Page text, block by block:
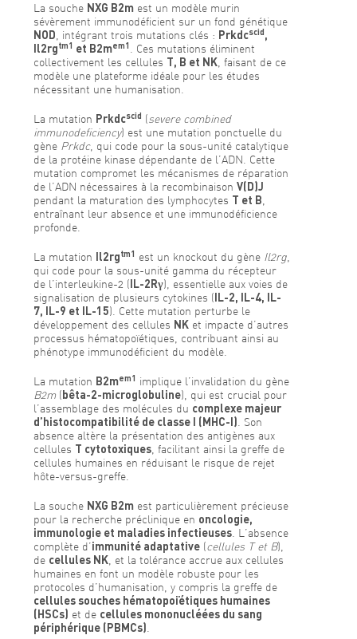
La souche NXG B2m est un modèle murin
sévèrement immunodéficient sur un fond génétique
NOD , intégrant trois mutations clés : Prkdcscid,
Il2rgtm1 et B2mem1
. Ces mutations éliminent
collectivement les cellules T, B et NK , faisant de ce
modèle une plateforme idéale pour les études
nécessitant une humanisation.
La mutation Prkdcscid (severe combined
immunodeficiency) est une mutation ponctuelle du
gène Prkdc, qui code pour la sous-unité catalytique
de la protéine kinase dépendante de l’ADN. Cette
mutation compromet les mécanismes de réparation
de l’ADN nécessaires à la recombinaisonV(D)J
pendant la maturation des lymphocytes T et B
entraînant leur absence et une immunodéficience
profonde.
La mutation Il2rgtm1 est un knockout du gène Il2rg
qui code pour la sous-unité gamma du récepteur
de l’interleukine-2 (IL-2Rγ), essentielle aux voies de
signalisation de plusieurs cytokines (IL-2, IL-4, IL-
7, IL-9 et IL-15). Cette mutation perturbe le
développement des cellules NK et impacte d’autres
processus hématopoïétiques, contribuant ainsi au
phénotype immunodéficient du modèle.
La mutation B2mem1 implique l’invalidation du gène
B2m (bêta-2-microglobuline), qui est crucial pour
l’assemblage des molécules du complexe majeur
d’histocompatibilité de classe I (MHC-I) . Son
absence altère la présentation des antigènes aux
cellules T cytotoxiques , facilitant ainsi la greffe de
cellules humaines en réduisant le risque de rejet
hôte-versus-greffe.
La souche NXG B2m est particulièrement précieuse
pour la recherche préclinique en oncologie,
immunologie et maladies infectieuses . L’absence
complète d’immunité adaptative (cellules T et B),
de cellules NK , et la tolérance accrue aux cellules
humaines en font un modèle robuste pour les
protocoles d’humanisation, y compris la greffe de
cellules souches hématopoïétiques humaines
(HSCs) et de cellules mononucléées du sang
périphérique (PBMCs)